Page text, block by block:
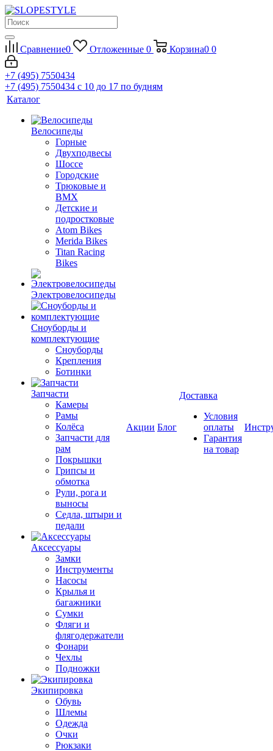
Сравнение0 Отложенные 0 Корзина0 0
+7 (495) 7550434
+7 (495) 7550434 с 10 до 17 по будням
Каталог
Велосипеды
Горные
Двухподвесы
Шоссе
Городские
Трюковые и
BMX
Детские и
подростковые
Atom Bikes
Merida Bikes
Titan Racing
Bikes
Электровелосипеды
Cноуборды и
комплектующие
Сноуборды
Крепления
Ботинки
Запчасти
Камеры
Рамы
Колёса
Запчасти для
рам
Покрышки
Грипсы и
обмотка
Рули, рога и
выносы
Седла, штыри и
педали
Аксессуары
Замки
Инструменты
Насосы
Крылья и
багажники
Сумки
Фляги и
флягодержатели
Фонари
Чехлы
Подножки
Экипировка
Обувь
Шлемы
Одежда
Очки
Рюкзаки
Акции Блог
Доставка
Условия
оплаты
Гарантия
на товар